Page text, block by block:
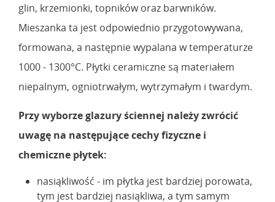
glin, krzemionki, topników oraz barwników.
Mieszanka ta jest odpowiednio przygotowywana,
formowana, a następnie wypalana w temperaturze
1000 - 1300°C. Płytki ceramiczne są materiałem
niepalnym, ogniotrwałym, wytrzymałym i twardym.
Przy wyborze glazury ściennej należy zwrócić
uwagę na następujące cechy fizyczne i
chemiczne płytek:
nasiąkliwość - im płytka jest bardziej porowata,
tym jest bardziej nasiąkliwa, a tym samym